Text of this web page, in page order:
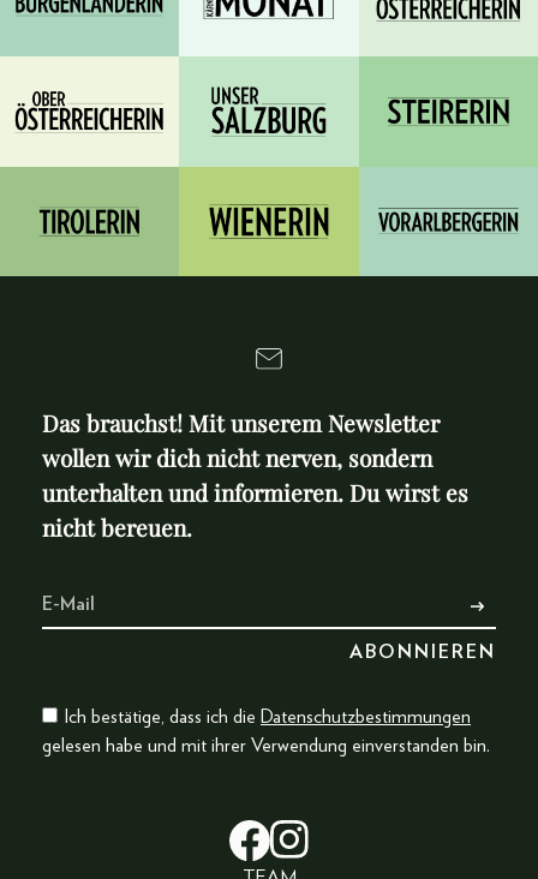
Das brauchst! Mit unserem Newsletter
wollen wir dich nicht nerven, sondern
unterhalten und informieren. Du wirst es
nicht bereuen.
Ich bestätige, dass ich die Datenschutzbestimmungen
gelesen habe und mit ihrer Verwendung einverstanden bin.